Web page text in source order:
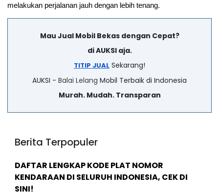
melakukan perjalanan jauh dengan lebih tenang.
Mau Jual Mobil Bekas dengan Cepat?
di AUKSI aja.
TITIP JUAL Sekarang!
AUKSI - Balai Lelang Mobil Terbaik di Indonesia
Murah. Mudah. Transparan
Berita Terpopuler
DAFTAR LENGKAP KODE PLAT NOMOR
KENDARAAN DI SELURUH INDONESIA, CEK DI
SINI!